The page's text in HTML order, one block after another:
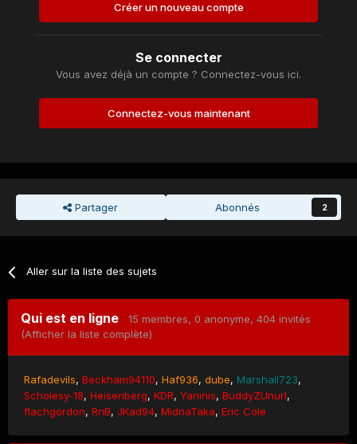
Créer un nouveau compte
Se connecter
Vous avez déjà un compte ? Connectez-vous ici.
Connectez-vous maintenant
Partager Abonnés 2
Aller sur la liste des sujets
Qui est en ligne 15 membres, 0 anonyme, 404 invités
(Afficher la liste complète)
Rafadevils Beckham94110 Haf936 dube
Marshall723
Scholesy-18 Heisenberg KDR Yaninis BuddyZUnurl
flachgordon RnB JKad94 MidnaTaka Eric Cole